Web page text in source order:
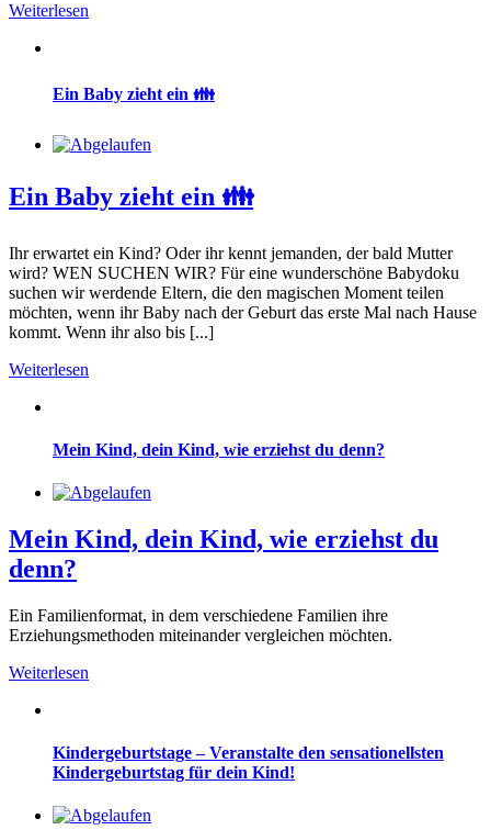
Weiterlesen
Ein Baby zieht ein 👪
Ein Baby zieht ein 👪
Ihr erwartet ein Kind? Oder ihr kennt jemanden, der bald Mutter
wird? WEN SUCHEN WIR? Für eine wunderschöne Babydoku
suchen wir werdende Eltern, die den magischen Moment teilen
möchten, wenn ihr Baby nach der Geburt das erste Mal nach Hause
kommt. Wenn ihr also bis [...]
Weiterlesen
Mein Kind, dein Kind, wie erziehst du denn?
Mein Kind, dein Kind, wie erziehst du
denn?
Ein Familienformat, in dem verschiedene Familien ihre
Erziehungsmethoden miteinander vergleichen möchten.
Weiterlesen
Kindergeburtstage – Veranstalte den sensationellsten
Kindergeburtstag für dein Kind!